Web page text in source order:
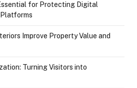
for Protecting Digital
Improve Property Value and
Turning Visitors into